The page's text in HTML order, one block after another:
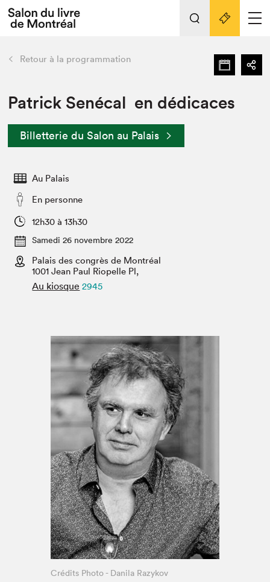
Espace exposant⋅e⋅s
Espace enseignant·e·s
Espace médias
L'événement
Préparer sa visite au Salon
Actualités
SLM PRO
retour Nos activités
Préparer sa visite
Salon dans la ville et en ligne
Projets partenaires
Liens pratiques
Retour à la programmation
Patrick Senécal en dédicaces
Billetterie du Salon au Palais
Au Palais
En personne
12h30 à 13h30
Samedi 26 novembre 2022
Palais des congrès de Montréal
1001 Jean Paul Riopelle Pl,
Au kiosque 2945
Crédits Photo - Danila Razykov